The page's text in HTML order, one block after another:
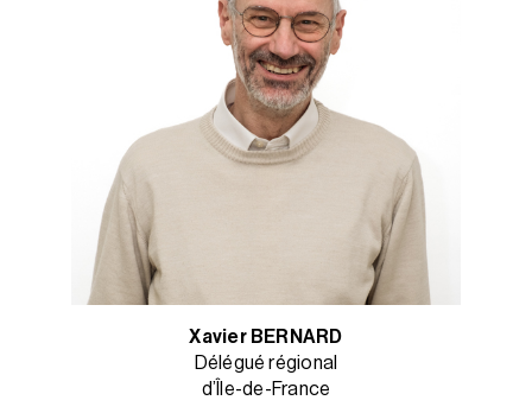
Xavier BERNARD
Délégué régional
d’Île-de-France